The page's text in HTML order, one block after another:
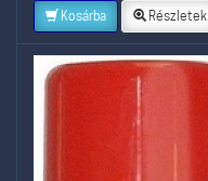
Kosárba Részletek